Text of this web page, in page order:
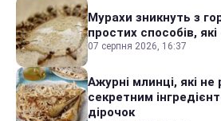
Мурахи зникнуть з
простих способів,
07 серпня 2026, 16:37
Ажурні млинці, які не
секретним
дірочок